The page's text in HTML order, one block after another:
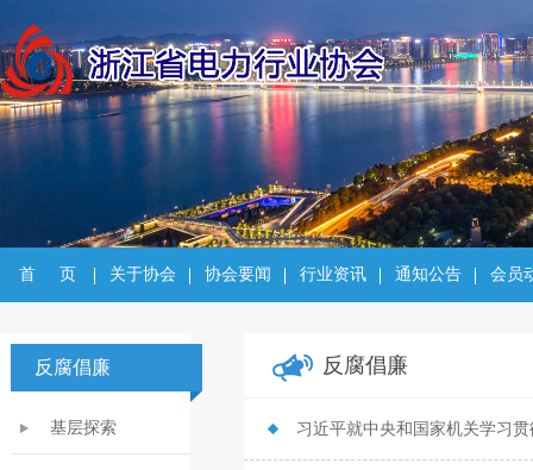
首     页 关于协会 协会要闻 行业资讯 通知公告 会员
反腐倡廉
基层探索
反腐倡廉